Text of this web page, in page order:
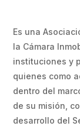
Es una
la Cámara
instituciones y
quienes como
dentro del
de su misión,
desarrollo del